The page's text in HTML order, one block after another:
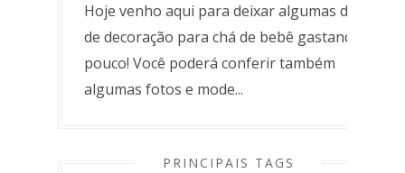
Hoje venho aqui para deixar algumas dicas
de decoração para chá de bebê gastando
pouco! Você poderá conferir também
algumas fotos e mode...
PRINCIPAIS TAGS